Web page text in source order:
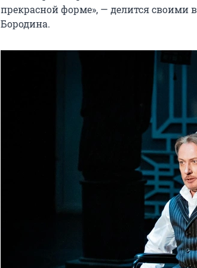
прекрасной форме», — делится
Бородина.